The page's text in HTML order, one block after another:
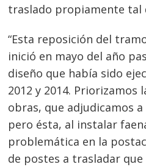
traslado propiamente tal
“Esta reposición del
inició en mayo del año
diseño que había sido
2012 y 2014. Priorizamos
obras, que adjudicamos
pero ésta, al instalar
problemática en la
de postes a trasladar